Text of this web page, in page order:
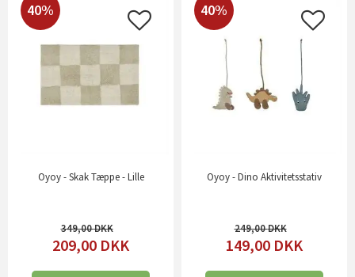
40%
Oyoy - Skak Tæppe - Lille
349,00
209,00 DKK
40%
Oyoy - Dino Aktivitetsstativ
249,00
149,00 DKK